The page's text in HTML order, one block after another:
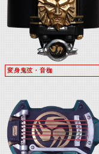
変身鬼弦・音枷